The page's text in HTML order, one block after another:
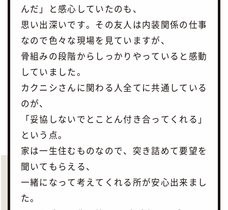
んだ」と感心していたのも、
思い出深いです。その友人は内装関係の仕事
なので色々な現場を見ていますが、
骨組みの段階からしっかりやっていると感動
していました。
カクニシさんに関わる人全てに共通している
のが、
「妥協しないでとことん付き合ってくれる」
という点。
家は一生住むものなので、突き詰めて要望を
聞いてもらえる、
一緒になって考えてくれる所が安心出来まし
た。